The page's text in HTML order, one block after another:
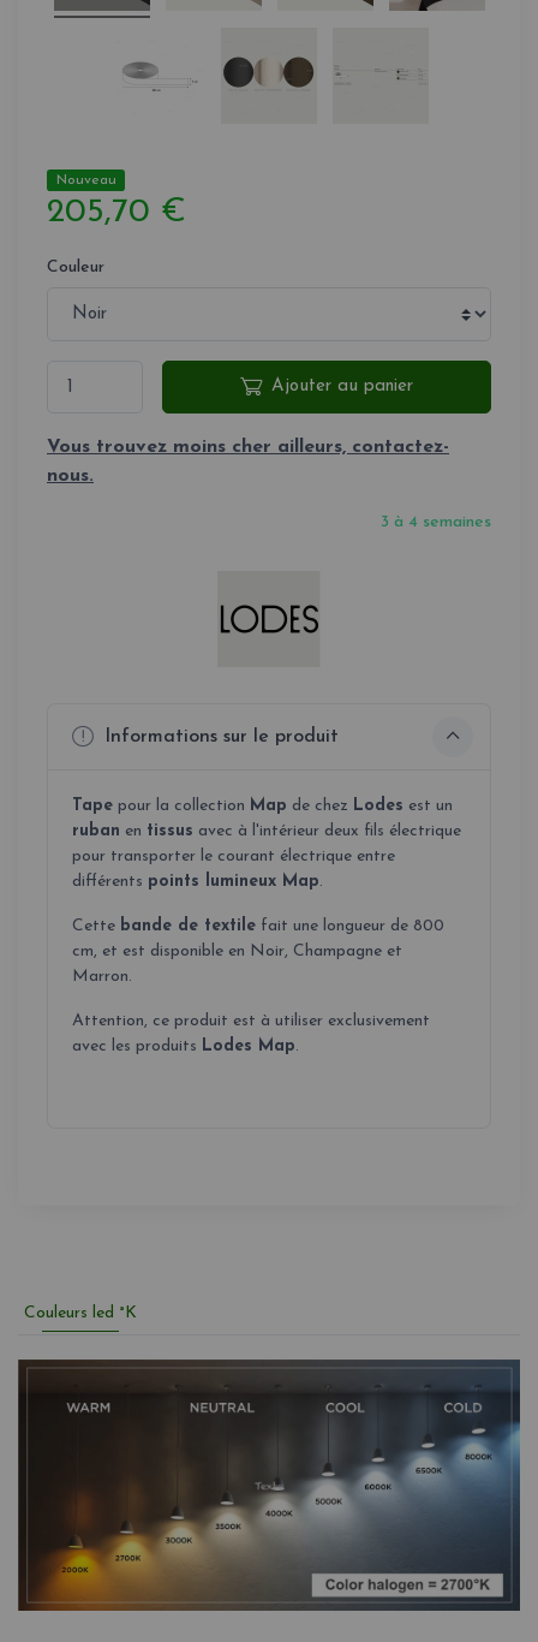
Nouveau
205,70 €
Couleur
Ajouter au panier
Vous trouvez moins cher ailleurs, contactez-
nous.
3 à 4 semaines
Informations sur le produit
Tape pour la collection Map de chez Lodes est un
ruban en tissus avec à l'intérieur deux fils électrique
pour transporter le courant électrique entre
différents points lumineux Map.
Cette bande de textile fait une longueur de 800
cm, et est disponible en Noir, Champagne et
Marron.
Attention, ce produit est à utiliser exclusivement
avec les produits Lodes Map.
Couleurs led °K